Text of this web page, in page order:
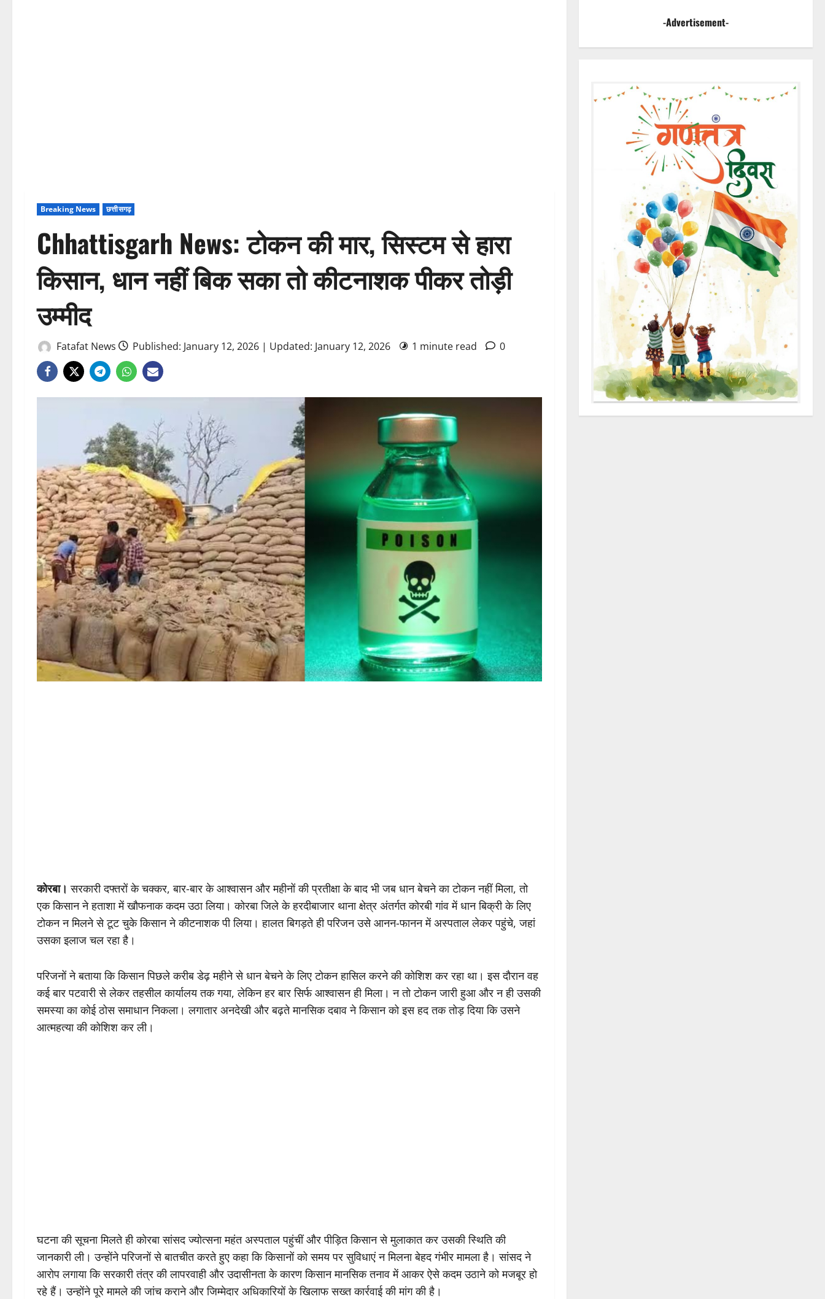
Breaking News छत्तीसगढ़
Chhattisgarh News: टोकन की मार, सिस्टम से हारा
किसान, धान नहीं बिक सका तो कीटनाशक पीकर तोड़ी
उम्मीद
Fatafat News Published: January 12, 2026 | Updated: January 12, 2026 1 minute read 0
कोरबा। सरकारी दफ्तरों के चक्कर, बार-बार के आश्वासन और महीनों की प्रतीक्षा के बाद भी जब धान बेचने का टोकन नहीं मिला, तो
एक किसान ने हताशा में खौफनाक कदम उठा लिया। कोरबा जिले के हरदीबाजार थाना क्षेत्र अंतर्गत कोरबी गांव में धान बिक्री के लिए
टोकन न मिलने से टूट चुके किसान ने कीटनाशक पी लिया। हालत बिगड़ते ही परिजन उसे आनन-फानन में अस्पताल लेकर पहुंचे, जहां
उसका इलाज चल रहा है।
परिजनों ने बताया कि किसान पिछले करीब डेढ़ महीने से धान बेचने के लिए टोकन हासिल करने की कोशिश कर रहा था। इस दौरान वह
कई बार पटवारी से लेकर तहसील कार्यालय तक गया, लेकिन हर बार सिर्फ आश्वासन ही मिला। न तो टोकन जारी हुआ और न ही उसकी
समस्या का कोई ठोस समाधान निकला। लगातार अनदेखी और बढ़ते मानसिक दबाव ने किसान को इस हद तक तोड़ दिया कि उसने
आत्महत्या की कोशिश कर ली।
घटना की सूचना मिलते ही कोरबा सांसद ज्योत्सना महंत अस्पताल पहुंचीं और पीड़ित किसान से मुलाकात कर उसकी स्थिति की
जानकारी ली। उन्होंने परिजनों से बातचीत करते हुए कहा कि किसानों को समय पर सुविधाएं न मिलना बेहद गंभीर मामला है। सांसद ने
आरोप लगाया कि सरकारी तंत्र की लापरवाही और उदासीनता के कारण किसान मानसिक तनाव में आकर ऐसे कदम उठाने को मजबूर हो
रहे हैं। उन्होंने पूरे मामले की जांच कराने और जिम्मेदार अधिकारियों के खिलाफ सख्त कार्रवाई की मांग की है।
-Advertisement-